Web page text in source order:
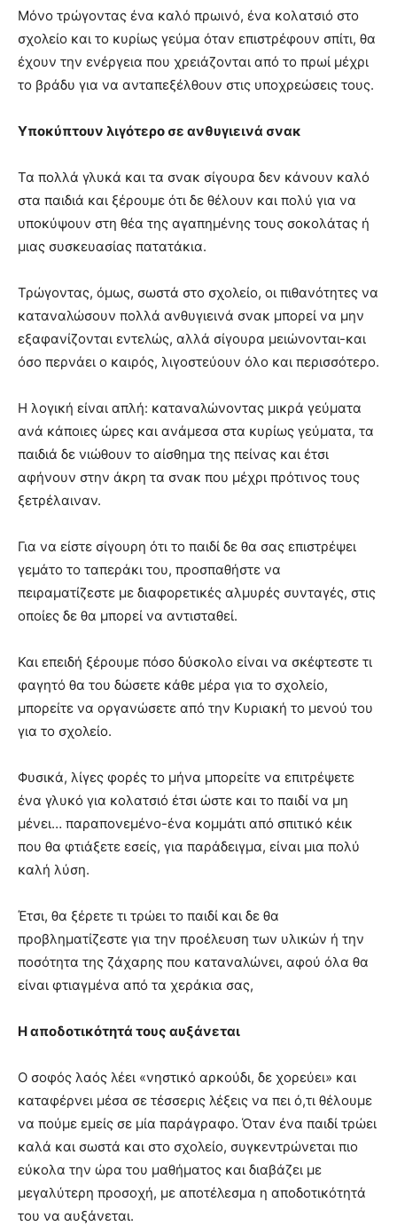
Μόνο τρώγοντας ένα καλό πρωινό, ένα κολατσιό στο
σχολείο και το κυρίως γεύμα όταν επιστρέφουν σπίτι, θα
έχουν την ενέργεια που χρειάζονται από το πρωί μέχρι
το βράδυ για να ανταπεξέλθουν στις υποχρεώσεις τους.
Υποκύπτουν λιγότερο σε ανθυγιεινά σνακ
Τα πολλά γλυκά και τα σνακ σίγουρα δεν κάνουν καλό
στα παιδιά και ξέρουμε ότι δε θέλουν και πολύ για να
υποκύψουν στη θέα της αγαπημένης τους σοκολάτας ή
μιας συσκευασίας πατατάκια.
Τρώγοντας, όμως, σωστά στο σχολείο, οι πιθανότητες να
καταναλώσουν πολλά ανθυγιεινά σνακ μπορεί να μην
εξαφανίζονται εντελώς, αλλά σίγουρα μειώνονται-και
όσο περνάει ο καιρός, λιγοστεύουν όλο και περισσότερο.
Η λογική είναι απλή: καταναλώνοντας μικρά γεύματα
ανά κάποιες ώρες και ανάμεσα στα κυρίως γεύματα, τα
παιδιά δε νιώθουν το αίσθημα της πείνας και έτσι
αφήνουν στην άκρη τα σνακ που μέχρι πρότινος τους
ξετρέλαιναν.
Για να είστε σίγουρη ότι το παιδί δε θα σας επιστρέψει
γεμάτο το ταπεράκι του, προσπαθήστε να
πειραματίζεστε με διαφορετικές αλμυρές συνταγές, στις
οποίες δε θα μπορεί να αντισταθεί.
Και επειδή ξέρουμε πόσο δύσκολο είναι να σκέφτεστε τι
φαγητό θα του δώσετε κάθε μέρα για το σχολείο,
μπορείτε να οργανώσετε από την Κυριακή το μενού του
για το σχολείο.
Φυσικά, λίγες φορές το μήνα μπορείτε να επιτρέψετε
ένα γλυκό για κολατσιό έτσι ώστε και το παιδί να μη
μένει… παραπονεμένο-ένα κομμάτι από σπιτικό κέικ
που θα φτιάξετε εσείς, για παράδειγμα, είναι μια πολύ
καλή λύση.
Έτσι, θα ξέρετε τι τρώει το παιδί και δε θα
προβληματίζεστε για την προέλευση των υλικών ή την
ποσότητα της ζάχαρης που καταναλώνει, αφού όλα θα
είναι φτιαγμένα από τα χεράκια σας,
Η αποδοτικότητά τους αυξάνεται
Ο σοφός λαός λέει «νηστικό αρκούδι, δε χορεύει» και
καταφέρνει μέσα σε τέσσερις λέξεις να πει ό,τι θέλουμε
να πούμε εμείς σε μία παράγραφο. Όταν ένα παιδί τρώει
καλά και σωστά και στο σχολείο, συγκεντρώνεται πιο
εύκολα την ώρα του μαθήματος και διαβάζει με
μεγαλύτερη προσοχή, με αποτέλεσμα η αποδοτικότητά
του να αυξάνεται.